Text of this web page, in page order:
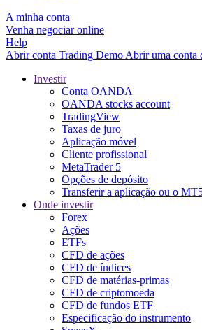
A minha conta
Venha negociar online
Help
Abrir conta Trading Demo Abrir uma conta
Investir
Conta OANDA
OANDA stocks account
TradingView
Taxas de juro
Aplicação móvel
Cliente profissional
MetaTrader 5
Opções de depósito
Transferir a aplicação ou o
Onde investir
Forex
Ações
ETFs
CFD de ações
CFD de índices
CFD de matérias-primas
CFD de criptomoeda
CFD de fundos ETF
Especificação do instrumento